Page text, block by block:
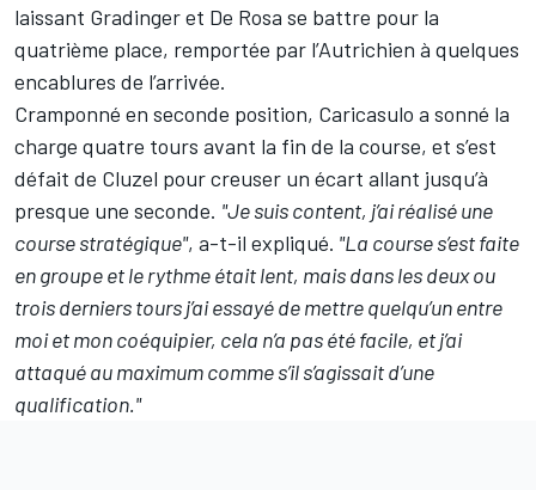
laissant Gradinger et De Rosa se battre pour la
quatrième place, remportée par l’Autrichien à quelques
encablures de l’arrivée.
Cramponné en seconde position, Caricasulo a sonné la
charge quatre tours avant la fin de la course, et s’est
défait de Cluzel pour creuser un écart allant jusqu’à
presque une seconde. "Je suis content, j’ai réalisé une
course stratégique", a-t-il expliqué. "La course s’est faite
en groupe et le rythme était lent, mais dans les deux ou
trois derniers tours j’ai essayé de mettre quelqu’un entre
moi et mon coéquipier, cela n’a pas été facile, et j’ai
attaqué au maximum comme s’il s’agissait d’une
qualification."